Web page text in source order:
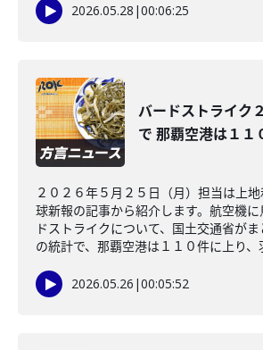
2026.05.28 |00:06:25
バードストライク
で 那覇空港は１１
２０２６年５月２５日（月）担当は上
球新報の記事から紹介します。航空機
ドストライクについて、国土交通省が
の統計で、那覇空港は１１０件に上り、
2026.05.26 |00:05:52